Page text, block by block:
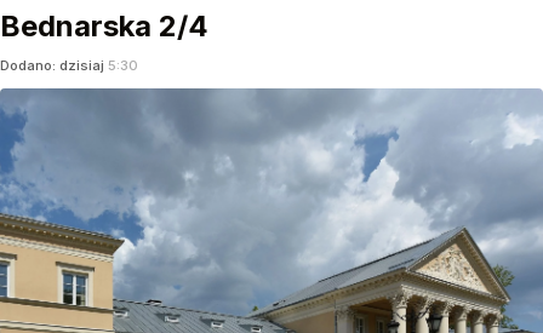
Bednarska 2/4
Dodano: dzisiaj 5:30